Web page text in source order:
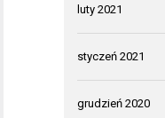
luty 2021
styczeń 2021
grudzień 2020